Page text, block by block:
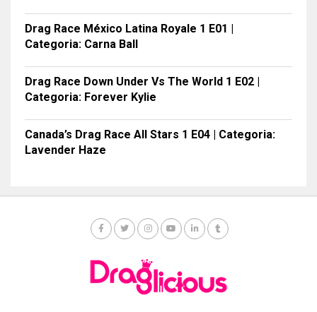
Drag Race México Latina Royale 1 E01 |
Categoria: Carna Ball
Drag Race Down Under Vs The World 1 E02 |
Categoria: Forever Kylie
Canada’s Drag Race All Stars 1 E04 | Categoria:
Lavender Haze